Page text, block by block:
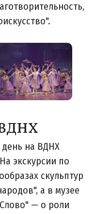
на ВДНХ
экскурсии по
скульптур
а в музее
— о роли